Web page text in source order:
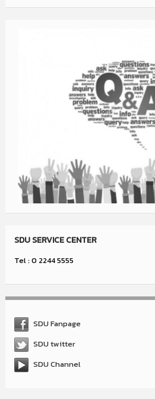
SDU SERVICE CENTER
Tel : 0 2244 5555
SDU Fanpage
SDU twitter
SDU Channel